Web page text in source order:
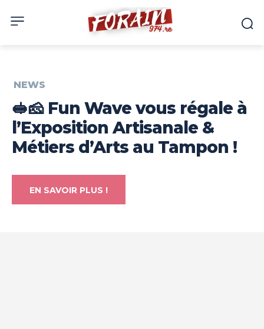
NEWS
🥪🧀 Fun Wave vous régale à
l’Exposition Artisanale &
Métiers d’Arts au Tampon !
EN SAVOIR PLUS !